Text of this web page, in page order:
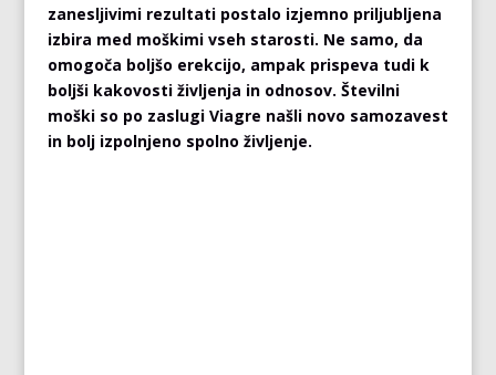
zanesljivimi rezultati postalo izjemno priljubljena
izbira med moškimi vseh starosti. Ne samo, da
omogoča boljšo erekcijo, ampak prispeva tudi k
boljši kakovosti življenja in odnosov. Številni
moški so po zaslugi Viagre našli novo samozavest
in bolj izpolnjeno spolno življenje.